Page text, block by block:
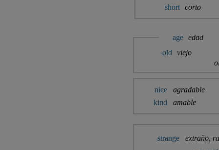
short corto
age edad
old
viejo
nice
agradable
kind
amable
strange
extraño,